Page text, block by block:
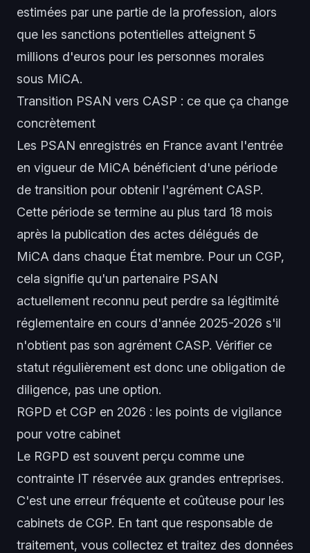
estimées par une partie de la profession, alors
que les sanctions potentielles atteignent 5
millions d'euros pour les personnes morales
sous MiCA.
Transition PSAN vers CASP : ce que ça change
concrètement
Les PSAN enregistrés en France avant l'entrée
en vigueur de MiCA bénéficient d'une période
de transition pour obtenir l'agrément CASP.
Cette période se termine au plus tard 18 mois
après la publication des actes délégués de
MiCA dans chaque État membre. Pour un CGP,
cela signifie qu'un partenaire PSAN
actuellement reconnu peut perdre sa légitimité
réglementaire en cours d'année 2025-2026 s'il
n'obtient pas son agrément CASP. Vérifier ce
statut régulièrement est donc une obligation de
diligence, pas une option.
RGPD et CGP en 2026 : les points de vigilance
pour votre cabinet
Le RGPD est souvent perçu comme une
contrainte IT réservée aux grandes entreprises.
C'est une erreur fréquente et coûteuse pour les
cabinets de CGP. En tant que responsable de
traitement, vous collectez et traitez des données